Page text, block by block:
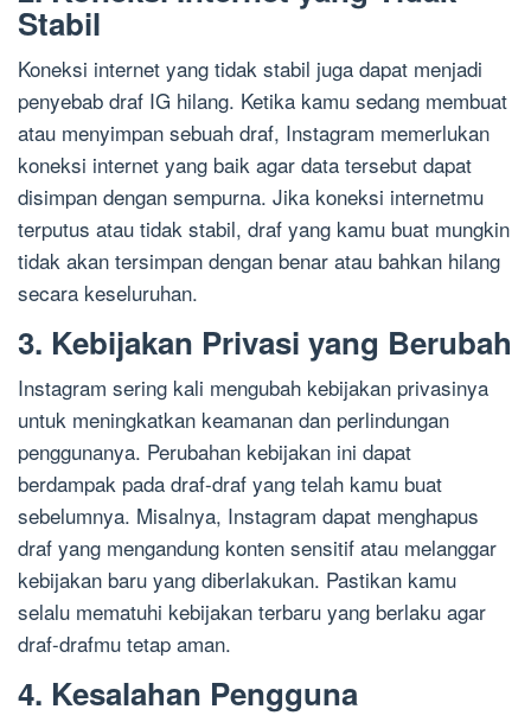
Stabil
Koneksi internet yang tidak stabil juga dapat menjadi
penyebab draf IG hilang. Ketika kamu sedang membuat
atau menyimpan sebuah draf, Instagram memerlukan
koneksi internet yang baik agar data tersebut dapat
disimpan dengan sempurna. Jika koneksi internetmu
terputus atau tidak stabil, draf yang kamu buat mungkin
tidak akan tersimpan dengan benar atau bahkan hilang
secara keseluruhan.
3. Kebijakan Privasi yang Berubah
Instagram sering kali mengubah kebijakan privasinya
untuk meningkatkan keamanan dan perlindungan
penggunanya. Perubahan kebijakan ini dapat
berdampak pada draf-draf yang telah kamu buat
sebelumnya. Misalnya, Instagram dapat menghapus
draf yang mengandung konten sensitif atau melanggar
kebijakan baru yang diberlakukan. Pastikan kamu
selalu mematuhi kebijakan terbaru yang berlaku agar
draf-drafmu tetap aman.
4. Kesalahan Pengguna